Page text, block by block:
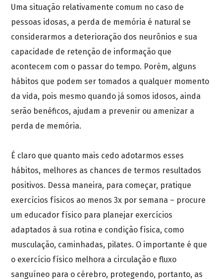
Uma situação relativamente comum no caso de
pessoas idosas, a perda de memória é natural se
considerarmos a deterioração dos neurônios e sua
capacidade de retenção de informação que
acontecem com o passar do tempo. Porém, alguns
hábitos que podem ser tomados a qualquer momento
da vida, pois mesmo quando já somos idosos, ainda
serão benéficos, ajudam a prevenir ou amenizar a
perda de memória.
É claro que quanto mais cedo adotarmos esses
hábitos, melhores as chances de termos resultados
positivos. Dessa maneira, para começar, pratique
exercícios físicos ao menos 3x por semana – procure
um educador físico para planejar exercícios
adaptados à sua rotina e condição física, como
musculação, caminhadas, pilates. O importante é que
o exercício físico melhora a circulação e fluxo
sanguíneo para o cérebro, protegendo, portanto, as